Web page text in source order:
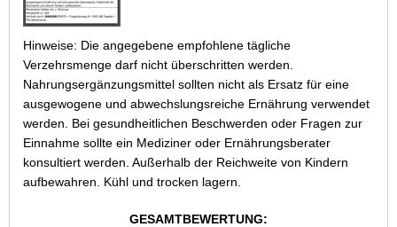
Hinweise: Die angegebene empfohlene tägliche
Verzehrsmenge darf nicht überschritten werden.
Nahrungsergänzungsmittel sollten nicht als Ersatz für eine
ausgewogene und abwechslungsreiche Ernährung verwendet
werden. Bei gesundheitlichen Beschwerden oder Fragen zur
Einnahme sollte ein Mediziner oder Ernährungsberater
konsultiert werden. Außerhalb der Reichweite von Kindern
aufbewahren. Kühl und trocken lagern.
GESAMTBEWERTUNG: